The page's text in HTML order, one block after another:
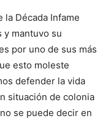
Década Infame
y mantuvo su
por uno de sus más
esto moleste
defender la vida
situación de colonia
se puede decir en